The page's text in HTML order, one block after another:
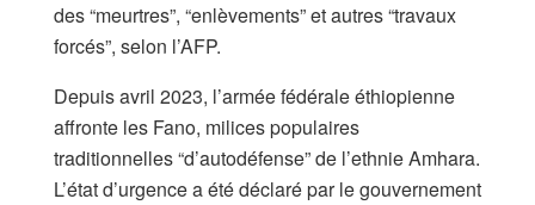
des “meurtres”, “enlèvements” et autres “travaux
forcés”, selon l’AFP.
Depuis avril 2023, l’armée fédérale éthiopienne
affronte les Fano, milices populaires
traditionnelles “d’autodéfense” de l’ethnie Amhara.
L’état d’urgence a été déclaré par le gouvernement